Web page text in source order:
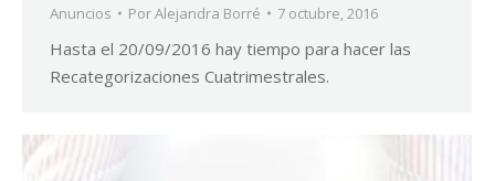
Anuncios PorAlejandra Borré 7 octubre, 2016
Hasta el 20/09/2016 hay tiempo para hacer las
Recategorizaciones Cuatrimestrales.